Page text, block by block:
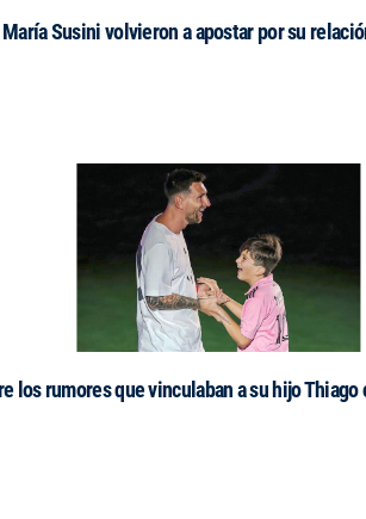
María Susini volvieron a apostar por su
los rumores que vinculaban a su hijo Thiago